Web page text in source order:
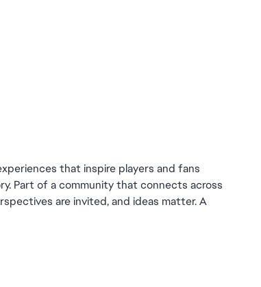
that inspire players and fans
Part of a community that connects across
are invited, and ideas matter. A